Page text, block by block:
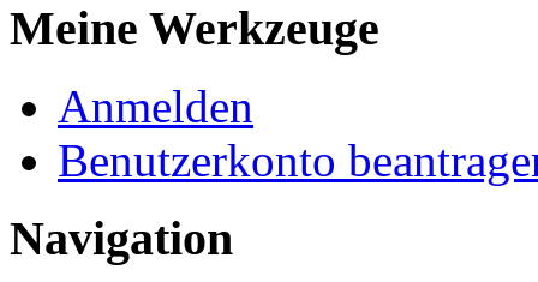
Meine Werkzeuge
Anmelden
Benutzerkonto
Navigation